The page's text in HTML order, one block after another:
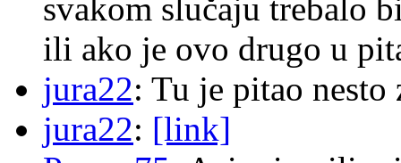
svakom slučaju trebalo
ili ako je ovo drugo u
jura22: Tu je pitao
jura22: [link]